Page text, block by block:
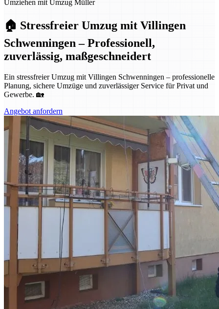
Umziehen mit Umzug Müller
🏠 Stressfreier Umzug mit Villingen
Schwenningen – Professionell,
zuverlässig, maßgeschneidert
Ein stressfreier Umzug mit Villingen Schwenningen – professionelle
Planung, sichere Umzüge und zuverlässiger Service für Privat und
Gewerbe. 🏡
Angebot anfordern